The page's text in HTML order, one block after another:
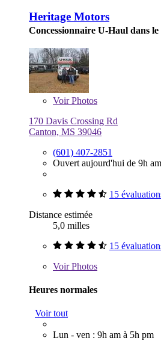
Heritage Motors
Concessionnaire U-Haul dans le
VoirPhotos
170 Davis Crossing Rd
Canton, MS 39046
(601) 407-2851
Ouvert aujourd'hui de 9h
15
Distance estimée
5,0 milles
15
VoirPhotos
Heures normales
Voir tout
Lun - ven : 9h am à 5h pm